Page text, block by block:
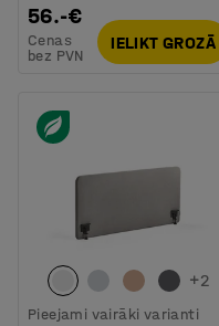
56.-€
Cenas
bez PVN
IELIKT GROZĀ
+2
Pieejami vairāki varianti